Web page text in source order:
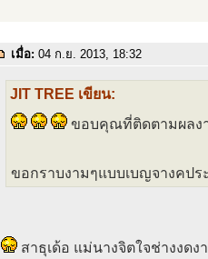
เมื่อ: 04 ก.ย. 2013, 18:32
JIT TREE เขียน:
ขอบคุณที่ติดตามผลง
ขอกราบงามๆแบบเบญจางคปร
สาธุเด้อ แม่นางจิตใจช่างงด